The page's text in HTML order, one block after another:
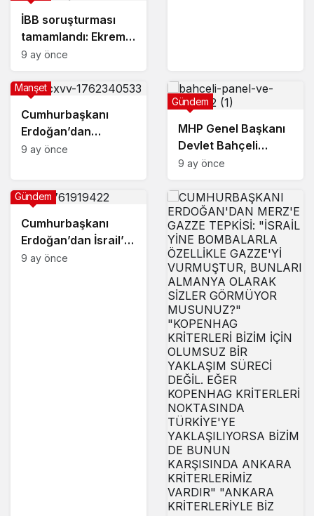
İBB soruşturması
tamamlandı: Ekrem
İmamoğlun’a 828
kadar hapis talebi!
9 ay önce
Cumhurbaşkanı
Erdoğan’dan
”Terörsüz Türkiye”
Manşet
9 ay önce
MHP Genel Başkanı
Devlet Bahçeli
partisinin grup
konuştu:
“Demirtaş’ın
tahliyesi hayırlara
vesile olacaktır.”
Gündem
9 ay önce
Cumhurbaşkanı
Erdoğan’dan İsrail’e
sert tepki: “İsrail
Gündem
9 ay önce